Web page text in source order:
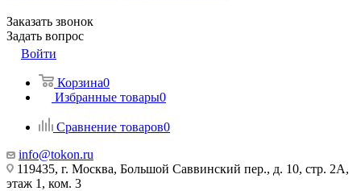
Заказать звонок
Задать вопрос
Войти
Корзина0
Избранные товары0
Сравнение товаров0
info@tokon.ru
119435, г. Москва, Большой Саввинский пер., д. 10, стр. 2А,
этаж 1, ком. 3